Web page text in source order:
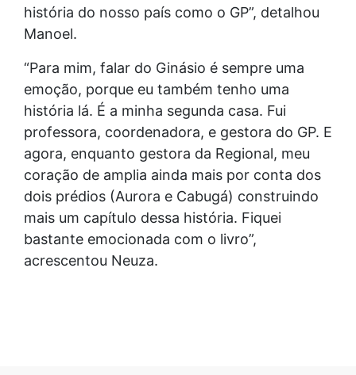
história do nosso país como o GP”, detalhou
Manoel.
“Para mim, falar do Ginásio é sempre uma
emoção, porque eu também tenho uma
história lá. É a minha segunda casa. Fui
professora, coordenadora, e gestora do GP. E
agora, enquanto gestora da Regional, meu
coração de amplia ainda mais por conta dos
dois prédios (Aurora e Cabugá) construindo
mais um capítulo dessa história. Fiquei
bastante emocionada com o livro”,
acrescentou Neuza.